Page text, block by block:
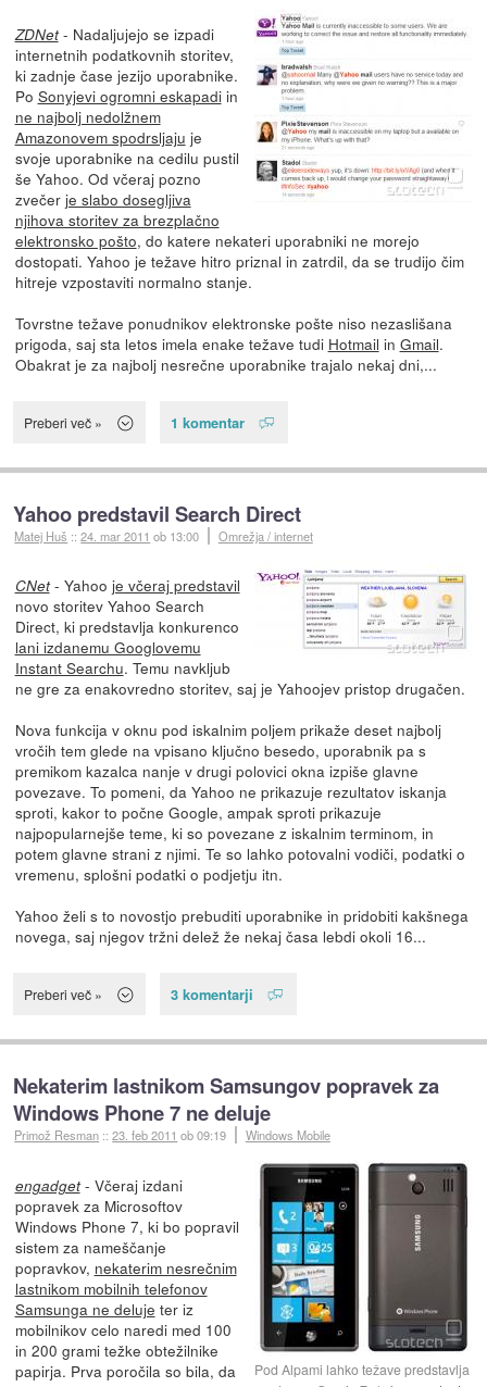
ZDNet- Nadaljujejo se izpadi
internetnih podatkovnih storitev,
ki zadnje čase jezijo uporabnike.
Po Sonyjevi ogromni eskapadiin
ne najbolj nedolžnem
Amazonovem spodrsljaju je
svoje uporabnike na cedilu pustil
še Yahoo. Od včeraj pozno
zvečer je slabo dosegljiva
njihova storitev za brezplačno
elektronsko pošto, do katere nekateri uporabniki ne morejo
dostopati. Yahoo je težave hitro priznal in zatrdil, da se trudijo čim
hitreje vzpostaviti normalno stanje.
Tovrstne težave ponudnikov elektronske pošte niso nezaslišana
prigoda, saj sta letos imela enake težave tudi Hotmail in Gmail.
Obakrat je za najbolj nesrečne uporabnike trajalo nekaj dni,...
Preberi več » 1 komentar
Yahoo predstavil Search Direct
Matej Huš ::24. mar 2011 ob 13:00 Omrežja / internet
CNet- Yahoo je včeraj predstavil
novo storitev Yahoo Search
Direct, ki predstavlja konkurenco
lani izdanemu Googlovemu
Instant Searchu. Temu navkljub
ne gre za enakovredno storitev, saj je Yahoojev pristop drugačen.
Nova funkcija v oknu pod iskalnim poljem prikaže deset najbolj
vročih tem glede na vpisano ključno besedo, uporabnik pa s
premikom kazalca nanje v drugi polovici okna izpiše glavne
povezave. To pomeni, da Yahoo ne prikazuje rezultatov iskanja
sproti, kakor to počne Google, ampak sproti prikazuje
najpopularnejše teme, ki so povezane z iskalnim terminom, in
potem glavne strani z njimi. Te so lahko potovalni vodiči, podatki o
vremenu, splošni podatki o podjetju itn.
Yahoo želi s to novostjo prebuditi uporabnike in pridobiti kakšnega
novega, saj njegov tržni delež že nekaj časa lebdi okoli 16...
Preberi več » 3 komentarji
Nekaterim lastnikom Samsungov popravek za
Windows Phone 7 ne deluje
Primož Resman ::23. feb 2011 ob 09:19 Windows Mobile
Pod Alpami lahko težave predstavlja
engadget- Včeraj izdani
popravek za Microsoftov
Windows Phone 7, ki bo popravil
sistem za nameščanje
popravkov, nekaterim nesrečnim
lastnikom mobilnih telefonov
Samsunga ne deluje ter iz
mobilnikov celo naredi med 100
in 200 grami težke obtežilnike
papirja. Prva poročila so bila, da